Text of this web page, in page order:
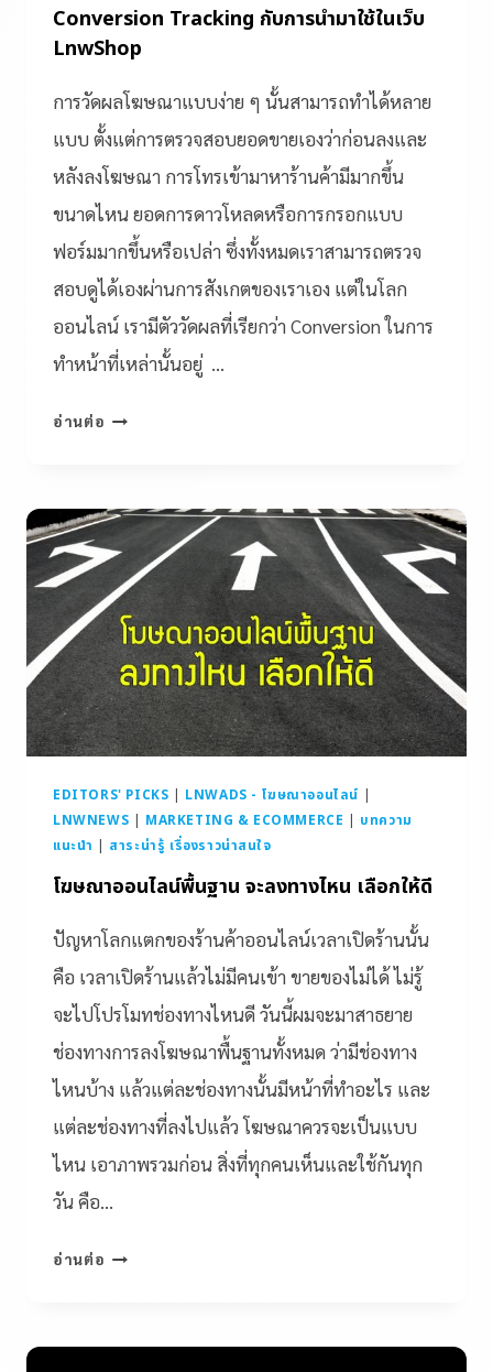
Conversion Tracking กับการนำมาใช้ในเว็บ
LnwShop
การวัดผลโฆษณาแบบง่าย ๆ นั้นสามารถทำได้หลาย
แบบ ตั้งแต่การตรวจสอบยอดขายเองว่าก่อนลงและ
หลังลงโฆษณา การโทรเข้ามาหาร้านค้ามีมากขึ้น
ขนาดไหน ยอดการดาวโหลดหรือการกรอกแบบ
ฟอร์มมากขึ้นหรือเปล่า ซึ่งทั้งหมดเราสามารถตรวจ
สอบดูได้เองผ่านการสังเกตของเราเอง แต่ในโลก
ออนไลน์ เรามีตัววัดผลที่เรียกว่า Conversion ในการ
ทำหน้าที่เหล่านั้นอยู่ …
อ่านต่อ
EDITORS' PICKS | LNWADS - โฆษณาออนไลน์ |
LNWNEWS | MARKETING & ECOMMERCE | บทความ
แนะนำ | สาระน่ารู้ เรื่องราวน่าสนใจ
โฆษณาออนไลน์พื้นฐาน จะลงทางไหน เลือกให้ดี
ปัญหาโลกแตกของร้านค้าออนไลน์เวลาเปิดร้านนั้น
คือ เวลาเปิดร้านแล้วไม่มีคนเข้า ขายของไม่ได้ ไม่รู้
จะไปโปรโมทช่องทางไหนดี วันนี้ผมจะมาสาธยาย
ช่องทางการลงโฆษณาพื้นฐานทั้งหมด ว่ามีช่องทาง
ไหนบ้าง แล้วแต่ละช่องทางนั้นมีหน้าที่ทำอะไร และ
แต่ละช่องทางที่ลงไปแล้ว โฆษณาควรจะเป็นแบบ
ไหน เอาภาพรวมก่อน สิ่งที่ทุกคนเห็นและใช้กันทุก
วัน คือ…
อ่านต่อ